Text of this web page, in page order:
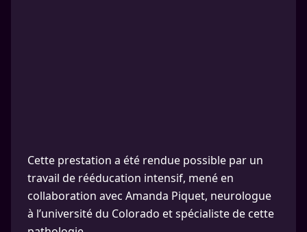
Cette prestation a été rendue possible par un
travail de rééducation intensif, mené en
collaboration avec Amanda Piquet, neurologue
à l’université du Colorado et spécialiste de cette